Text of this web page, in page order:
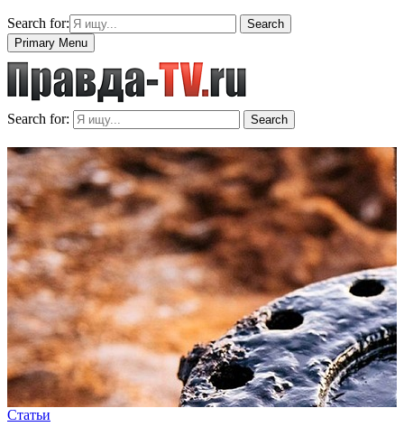
Search for:
Search
Primary Menu
Search for: Search
Статьи